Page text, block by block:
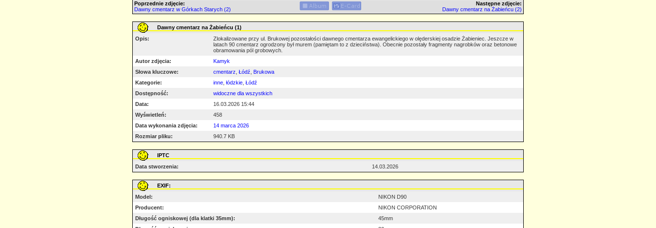
Poprzednie zdjęcie:
Dawny cmentarz w Górkach Starych (2)
Następne zdjęcie:
Dawny cmentarz na Żabieńcu (2)
Dawny cmentarz na Żabieńcu (1)
Opis:
Zlokalizowane przy ul. Brukowej pozostałości dawnego cmentarza ewangelickiego w olęderskiej osadzie Żabieniec. Jeszcze w
latach 90 cmentarz ogrodzony był murem (pamiętam to z dzieciństwa). Obecnie pozostały fragmenty nagrobków oraz betonowe
obramowania pól grobowych.
Autor zdjęcia:
Kamyk
Słowa kluczowe:
cmentarz Łódź
Brukowa
Kategorie:
inne łódzkie Łódź
Dostępność:
widoczne dla wszystkich
Data:
16.03.2026 15:44
Wyświetleń:
458
Data wykonania zdjęcia:
14 marca 2026
Rozmiar pliku:
940.7 KB
IPTC
Data stworzenia:
14.03.2026
EXIF:
Model:
NIKON D90
Producent:
NIKON CORPORATION
Długość ogniskowej (dla klatki 35mm):
45mm